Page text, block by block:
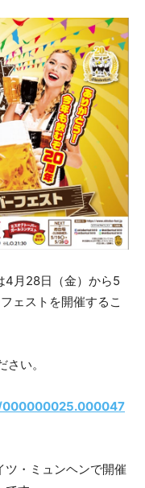
4月28日（金）から5
ェストを開催するこ
い。
ツ・ミュンヘンで開催